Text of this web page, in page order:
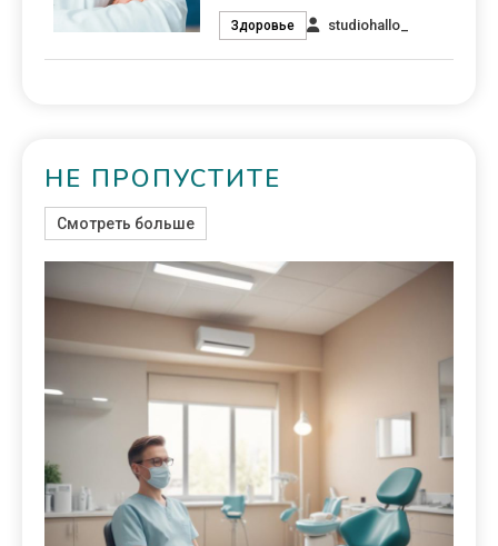
Здоровье studiohallo_
НЕ ПРОПУСТИТЕ
Смотреть больше